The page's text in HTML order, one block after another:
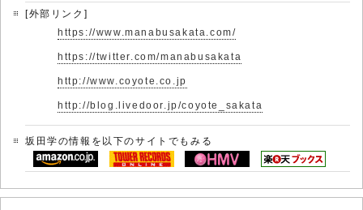
[外部リンク]
https://www.manabusakata.com/
https://twitter.com/manabusakata
http://www.coyote.co.jp
http://blog.livedoor.jp/coyote_sakata
坂田学の情報を以下のサイトでもみる